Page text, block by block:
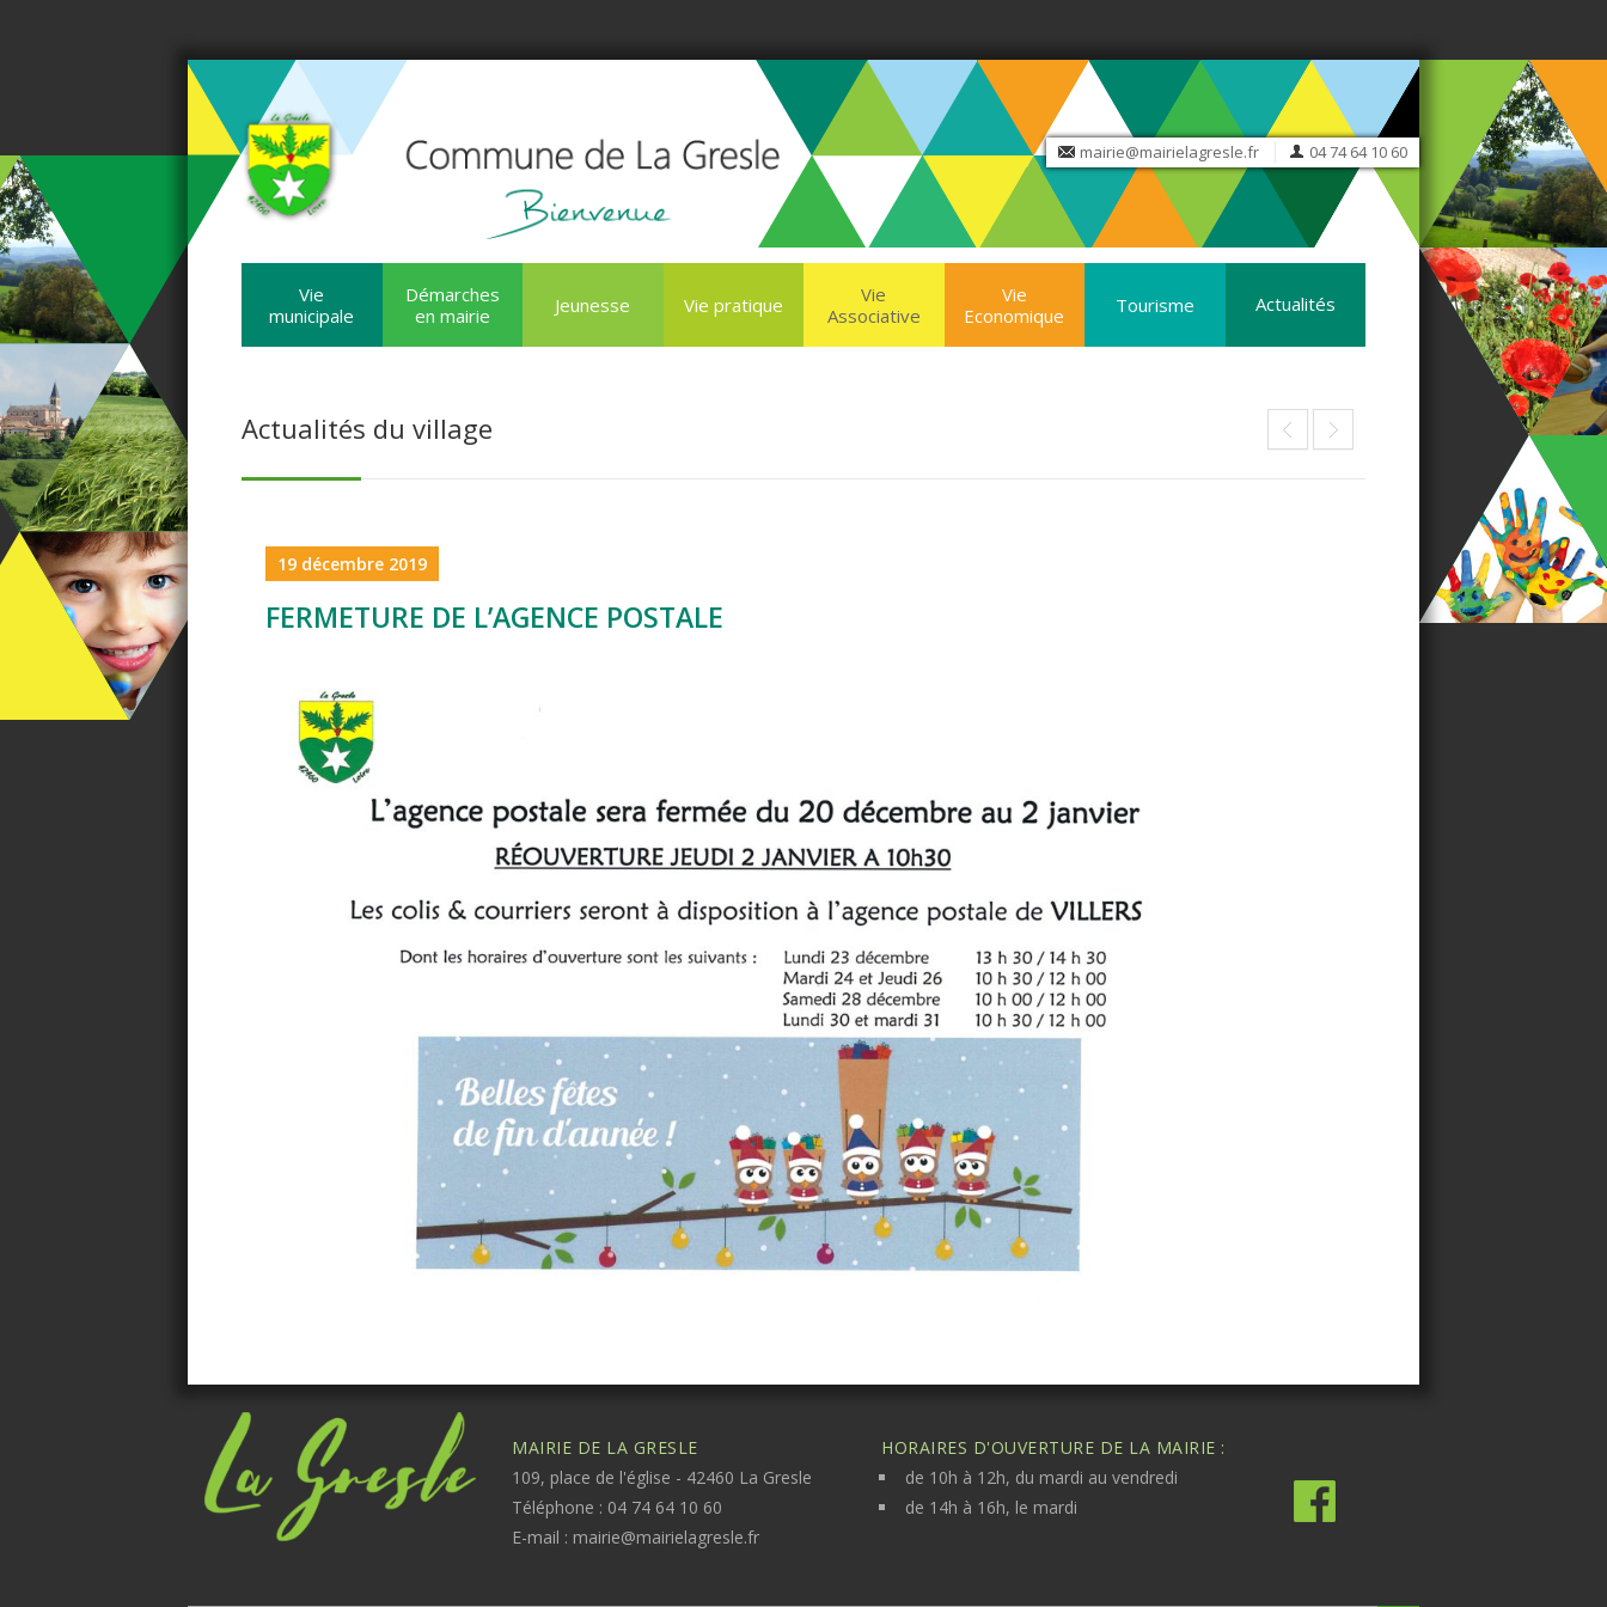
mairie@mairielagresle.fr 04 74 64 10 60
Vie
municipale
Démarches
en mairie
Jeunesse Vie pratique
Vie
Associative
Vie
Economique
Tourisme Actualités
Actualités du village
19 décembre 2019
FERMETURE DE L’AGENCE POSTALE
MAIRIE DE LA GRESLE
109, place de l'église - 42460 La Gresle
Téléphone : 04 74 64 10 60
E-mail : mairie@mairielagresle.fr
HORAIRES D'OUVERTURE DE LA MAIRIE :
de 10h à 12h, du mardi au vendredi
de 14h à 16h, le mardi